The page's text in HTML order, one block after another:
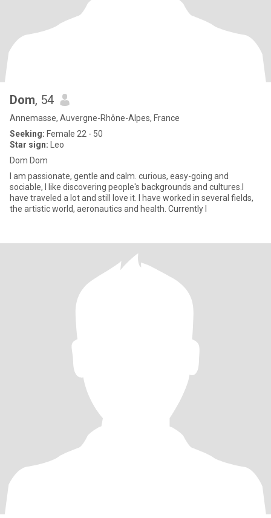
Dom, 54
Annemasse, Auvergne-Rhône-Alpes, France
Seeking: Female 22 - 50
Star sign: Leo
Dom Dom
I am passionate, gentle and calm. curious, easy-going and
sociable, I like discovering people's backgrounds and cultures.I
have traveled a lot and still love it. I have worked in several fields,
the artistic world, aeronautics and health. Currently I